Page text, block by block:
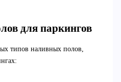
для паркингов
типов наливных полов,